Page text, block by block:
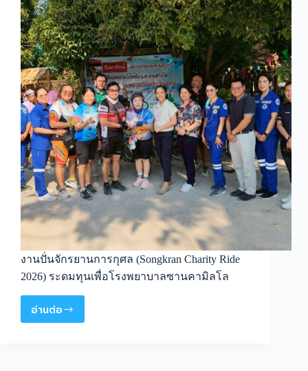
งานปั่นจักรยานการกุศล (Songkran Charity Ride
2026) ระดมทุนเพื่อโรงพยาบาลซานคามิลโล
อ่านต่อ